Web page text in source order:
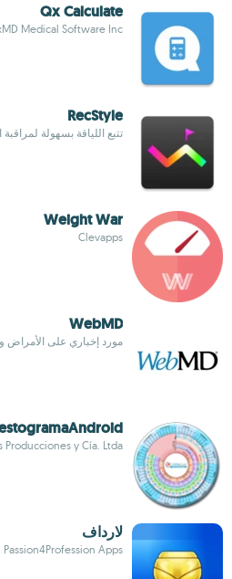
Qx Calculate
Medical Software Inc.
RecStyle
تتبع اللياقة بسهولة
Weight War
Clevapps
WebMD
مورد إخباري على الأمراض
Producciones y Cía. Ltda.
لارداف
Passion4Profession Apps